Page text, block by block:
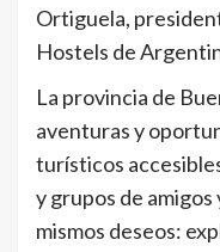
Ortiguela,
Hostels de
La provincia de
aventuras y
turísticos
y grupos de amigos
mismos deseos: